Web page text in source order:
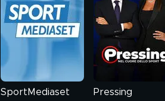
SportMediaset Pressing